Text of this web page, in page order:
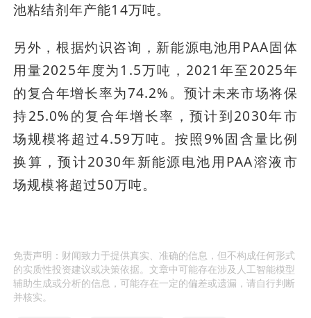
池粘结剂年产能14万吨。
另外，根据灼识咨询，新能源电池用PAA固体
用量2025年度为1.5万吨，2021年至2025年
的复合年增长率为74.2%。预计未来市场将保
持25.0%的复合年增长率，预计到2030年市
场规模将超过4.59万吨。按照9%固含量比例
换算，预计2030年新能源电池用PAA溶液市
场规模将超过50万吨。
免责声明：财闻致力于提供真实、准确的信息，但不构成任何形式
的实质性投资建议或决策依据。文章中可能存在涉及人工智能模型
辅助生成或分析的信息，可能存在一定的偏差或遗漏，请自行判断
并核实。